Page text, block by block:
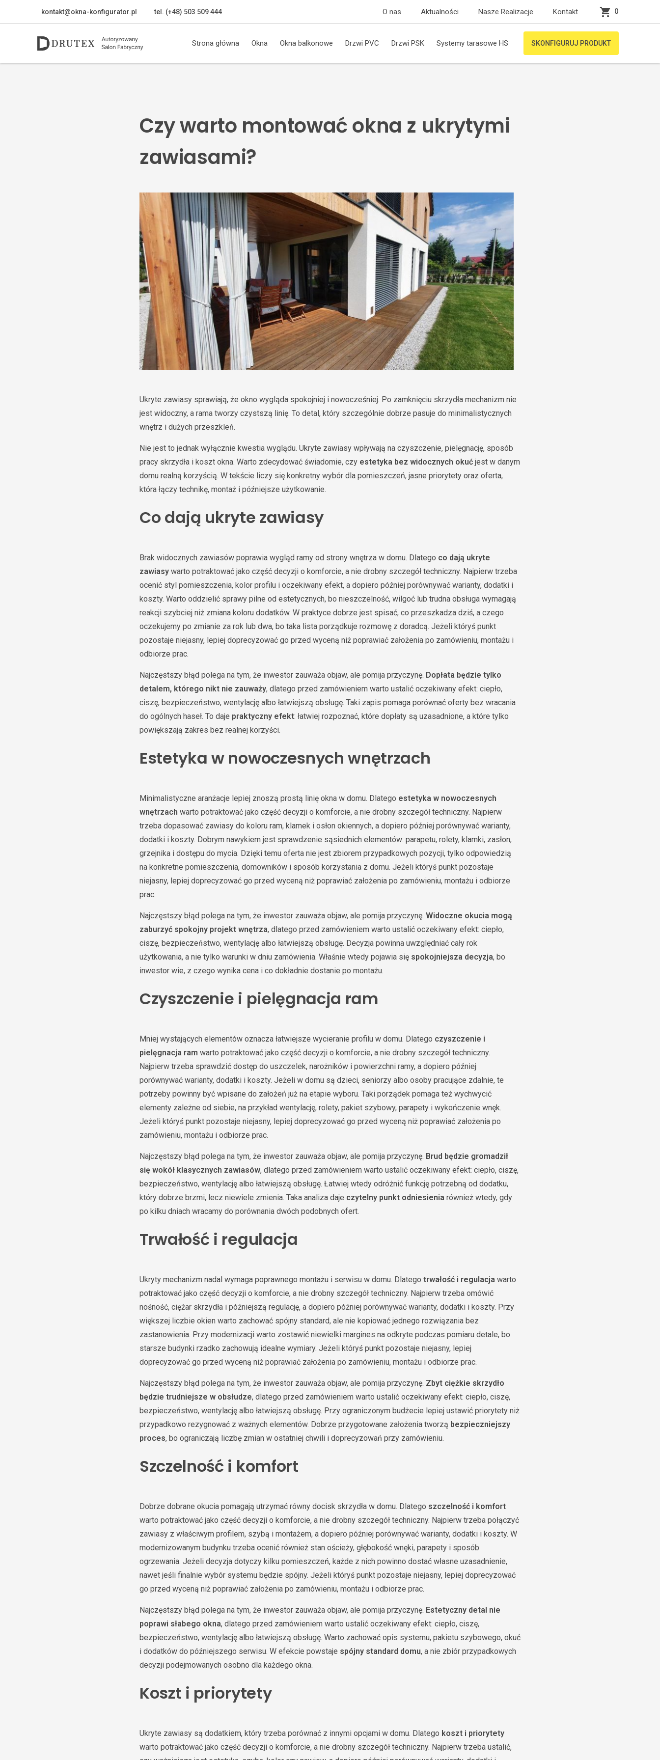
kontakt@okna-konfigurator.pl tel. (+48) 503 509 444 O nas Aktualności Nasze Realizacje Kontakt 0
Strona główna Okna Okna balkonowe Drzwi PVC Drzwi PSK Systemy tarasowe HS SKONFIGURUJ PRODUKT
Czy warto montować okna z ukrytymi
zawiasami?
Ukryte zawiasy sprawiają, że okno wygląda spokojniej i nowocześniej. Po zamknięciu skrzydła mechanizm nie
jest widoczny, a rama tworzy czystszą linię. To detal, który szczególnie dobrze pasuje do minimalistycznych
wnętrz i dużych przeszkleń.
Nie jest to jednak wyłącznie kwestia wyglądu. Ukryte zawiasy wpływają na czyszczenie, pielęgnację, sposób
pracy skrzydła i koszt okna. Warto zdecydować świadomie, czy estetyka bez widocznych okuć jest w danym
domu realną korzyścią. W tekście liczy się konkretny wybór dla pomieszczeń, jasne priorytety oraz oferta,
która łączy technikę, montaż i późniejsze użytkowanie.
Co dają ukryte zawiasy
Brak widocznych zawiasów poprawia wygląd ramy od strony wnętrza w domu. Dlatego co dają ukryte
zawiasy warto potraktować jako część decyzji o komforcie, a nie drobny szczegół techniczny. Najpierw trzeba
ocenić styl pomieszczenia, kolor profilu i oczekiwany efekt, a dopiero później porównywać warianty, dodatki i
koszty. Warto oddzielić sprawy pilne od estetycznych, bo nieszczelność, wilgoć lub trudna obsługa wymagają
reakcji szybciej niż zmiana koloru dodatków. W praktyce dobrze jest spisać, co przeszkadza dziś, a czego
oczekujemy po zmianie za rok lub dwa, bo taka lista porządkuje rozmowę z doradcą. Jeżeli któryś punkt
pozostaje niejasny, lepiej doprecyzować go przed wyceną niż poprawiać założenia po zamówieniu, montażu i
odbiorze prac.
Najczęstszy błąd polega na tym, że inwestor zauważa objaw, ale pomija przyczynę. Dopłata będzie tylko
detalem, którego nikt nie zauważy, dlatego przed zamówieniem warto ustalić oczekiwany efekt: ciepło,
ciszę, bezpieczeństwo, wentylację albo łatwiejszą obsługę. Taki zapis pomaga porównać oferty bez wracania
do ogólnych haseł. To daje praktyczny efekt: łatwiej rozpoznać, które dopłaty są uzasadnione, a które tylko
powiększają zakres bez realnej korzyści.
Estetyka w nowoczesnych wnętrzach
Minimalistyczne aranżacje lepiej znoszą prostą linię okna w domu. Dlatego estetyka w nowoczesnych
wnętrzach warto potraktować jako część decyzji o komforcie, a nie drobny szczegół techniczny. Najpierw
trzeba dopasować zawiasy do koloru ram, klamek i osłon okiennych, a dopiero później porównywać warianty,
dodatki i koszty. Dobrym nawykiem jest sprawdzenie sąsiednich elementów: parapetu, rolety, klamki, zasłon,
grzejnika i dostępu do mycia. Dzięki temu oferta nie jest zbiorem przypadkowych pozycji, tylko odpowiedzią
na konkretne pomieszczenia, domowników i sposób korzystania z domu. Jeżeli któryś punkt pozostaje
niejasny, lepiej doprecyzować go przed wyceną niż poprawiać założenia po zamówieniu, montażu i odbiorze
prac.
Najczęstszy błąd polega na tym, że inwestor zauważa objaw, ale pomija przyczynę. Widoczne okucia mogą
zaburzyć spokojny projekt wnętrza, dlatego przed zamówieniem warto ustalić oczekiwany efekt: ciepło,
ciszę, bezpieczeństwo, wentylację albo łatwiejszą obsługę. Decyzja powinna uwzględniać cały rok
użytkowania, a nie tylko warunki w dniu zamówienia. Właśnie wtedy pojawia się spokojniejsza decyzja, bo
inwestor wie, z czego wynika cena i co dokładnie dostanie po montażu.
Czyszczenie i pielęgnacja ram
Mniej wystających elementów oznacza łatwiejsze wycieranie profilu w domu. Dlatego czyszczenie i
pielęgnacja ram warto potraktować jako część decyzji o komforcie, a nie drobny szczegół techniczny.
Najpierw trzeba sprawdzić dostęp do uszczelek, narożników i powierzchni ramy, a dopiero później
porównywać warianty, dodatki i koszty. Jeżeli w domu są dzieci, seniorzy albo osoby pracujące zdalnie, te
potrzeby powinny być wpisane do założeń już na etapie wyboru. Taki porządek pomaga też wychwycić
elementy zależne od siebie, na przykład wentylację, rolety, pakiet szybowy, parapety i wykończenie wnęk.
Jeżeli któryś punkt pozostaje niejasny, lepiej doprecyzować go przed wyceną niż poprawiać założenia po
zamówieniu, montażu i odbiorze prac.
Najczęstszy błąd polega na tym, że inwestor zauważa objaw, ale pomija przyczynę. Brud będzie gromadził
się wokół klasycznych zawiasów, dlatego przed zamówieniem warto ustalić oczekiwany efekt: ciepło, ciszę,
bezpieczeństwo, wentylację albo łatwiejszą obsługę. Łatwiej wtedy odróżnić funkcję potrzebną od dodatku,
który dobrze brzmi, lecz niewiele zmienia. Taka analiza daje czytelny punkt odniesienia również wtedy, gdy
po kilku dniach wracamy do porównania dwóch podobnych ofert.
Trwałość i regulacja
Ukryty mechanizm nadal wymaga poprawnego montażu i serwisu w domu. Dlatego trwałość i regulacja warto
potraktować jako część decyzji o komforcie, a nie drobny szczegół techniczny. Najpierw trzeba omówić
nośność, ciężar skrzydła i późniejszą regulację, a dopiero później porównywać warianty, dodatki i koszty. Przy
większej liczbie okien warto zachować spójny standard, ale nie kopiować jednego rozwiązania bez
zastanowienia. Przy modernizacji warto zostawić niewielki margines na odkryte podczas pomiaru detale, bo
starsze budynki rzadko zachowują idealne wymiary. Jeżeli któryś punkt pozostaje niejasny, lepiej
doprecyzować go przed wyceną niż poprawiać założenia po zamówieniu, montażu i odbiorze prac.
Najczęstszy błąd polega na tym, że inwestor zauważa objaw, ale pomija przyczynę. Zbyt ciężkie skrzydło
będzie trudniejsze w obsłudze, dlatego przed zamówieniem warto ustalić oczekiwany efekt: ciepło, ciszę,
bezpieczeństwo, wentylację albo łatwiejszą obsługę. Przy ograniczonym budżecie lepiej ustawić priorytety niż
przypadkowo rezygnować z ważnych elementów. Dobrze przygotowane założenia tworzą bezpieczniejszy
proces, bo ograniczają liczbę zmian w ostatniej chwili i doprecyzowań przy zamówieniu.
Szczelność i komfort
Dobrze dobrane okucia pomagają utrzymać równy docisk skrzydła w domu. Dlatego szczelność i komfort
warto potraktować jako część decyzji o komforcie, a nie drobny szczegół techniczny. Najpierw trzeba połączyć
zawiasy z właściwym profilem, szybą i montażem, a dopiero później porównywać warianty, dodatki i koszty. W
modernizowanym budynku trzeba ocenić również stan ościeży, głębokość wnęki, parapety i sposób
ogrzewania. Jeżeli decyzja dotyczy kilku pomieszczeń, każde z nich powinno dostać własne uzasadnienie,
nawet jeśli finalnie wybór systemu będzie spójny. Jeżeli któryś punkt pozostaje niejasny, lepiej doprecyzować
go przed wyceną niż poprawiać założenia po zamówieniu, montażu i odbiorze prac.
Najczęstszy błąd polega na tym, że inwestor zauważa objaw, ale pomija przyczynę. Estetyczny detal nie
poprawi słabego okna, dlatego przed zamówieniem warto ustalić oczekiwany efekt: ciepło, ciszę,
bezpieczeństwo, wentylację albo łatwiejszą obsługę. Warto zachować opis systemu, pakietu szybowego, okuć
i dodatków do późniejszego serwisu. W efekcie powstaje spójny standard domu, a nie zbiór przypadkowych
decyzji podejmowanych osobno dla każdego okna.
Koszt i priorytety
Ukryte zawiasy są dodatkiem, który trzeba porównać z innymi opcjami w domu. Dlatego koszt i priorytety
warto potraktować jako część decyzji o komforcie, a nie drobny szczegół techniczny. Najpierw trzeba ustalić,